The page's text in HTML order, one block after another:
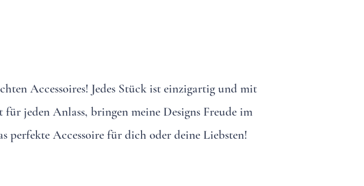
Accessoires! Jedes Stück ist einzigartig und mit
jeden Anlass, bringen meine Designs Freude im
perfekte Accessoire für dich oder deine Liebsten!